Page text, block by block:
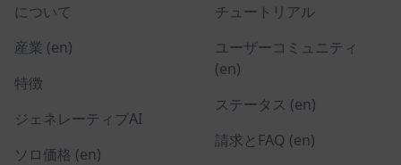
について
産業 (en)
特徴
ジェネレーティブAI
ソロ価格 (en)
チュートリアル
ユーザーコミュニティ
(en)
ステータス (en)
請求とFAQ (en)